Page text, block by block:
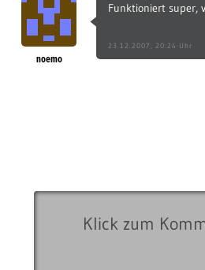
noemo
Funktioniert super,
23.12.2007, 20:24 Uhr